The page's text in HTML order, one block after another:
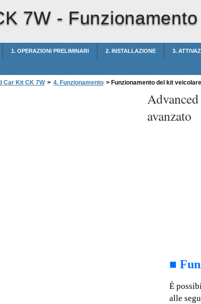
7W -
1. OPERAZIONI PRELIMINARI 2. INSTALLAZIONE 3.
Car Kit CK 7W > 4. Funzionamento > Funzionamento del kit
avanzato
■
È
alle